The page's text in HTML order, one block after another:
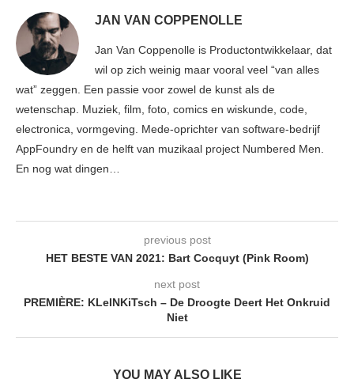
JAN VAN COPPENOLLE
Jan Van Coppenolle is Productontwikkelaar, dat
wil op zich weinig maar vooral veel “van alles
wat” zeggen. Een passie voor zowel de kunst als de
wetenschap. Muziek, film, foto, comics en wiskunde, code,
electronica, vormgeving. Mede-oprichter van software-bedrijf
AppFoundry en de helft van muzikaal project Numbered Men.
En nog wat dingen…
previous post
HET BESTE VAN 2021: Bart Cocquyt (Pink Room)
next post
PREMIÈRE: KLeINKiTsch – De Droogte Deert Het Onkruid
Niet
YOU MAY ALSO LIKE